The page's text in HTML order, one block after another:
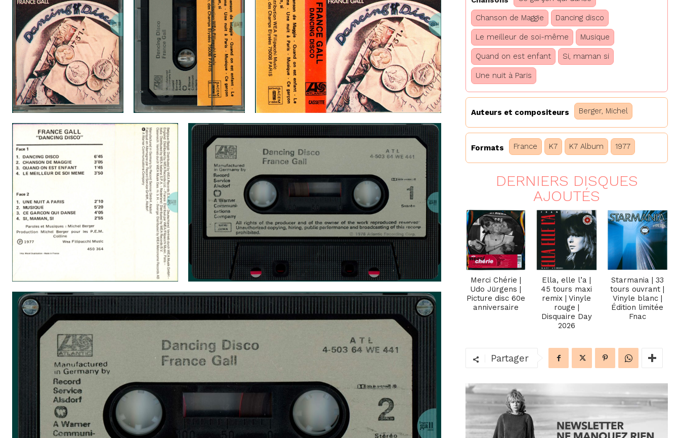
Chanson de Maggie Dancing disco
Le meilleur de soi-même Musique
Quand on est enfant Si, maman si
Une nuit à Paris
Auteurs et compositeurs Berger, Michel
Formats France K7 K7 Album 1977
DERNIERS DISQUES
AJOUTÉS
Merci Chérie |
Udo Jürgens |
Picture disc 60e
anniversaire
Ella, elle l’a |
45 tours maxi
remix | Vinyle
rouge |
Disquaire Day
2026
Starmania | 33
tours ouvrant |
Vinyle blanc |
Édition limitée
Fnac
Partager